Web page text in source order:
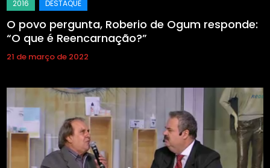
O povo pergunta, Roberio de Ogum responde:
“O que é Reencarnação?”
21 de março de 2022